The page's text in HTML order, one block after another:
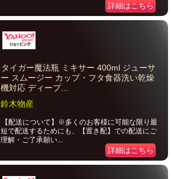
詳細はこちら
タイガー魔法瓶 ミキサー 400ml ジューサ
ー スムージー カップ・フタ食器洗い乾燥
機対応 ディープ...
鈴木物産
【配送について】※多くのお客様に可能な限り最
短で配送するためにも、【置き配】での配送にご
理解・ご了承願い...
詳細はこちら